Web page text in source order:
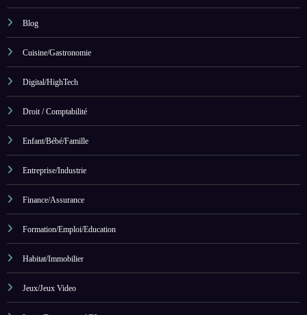
Blog
Cuisine/Gastronomie
Digital/HighTech
Droit / Comptabilité
Enfant/Bébé/Famille
Entreprise/Industrie
Finance/Assurance
Formation/Emploi/Education
Habitat/Immobilier
Jeux/Jeux Video